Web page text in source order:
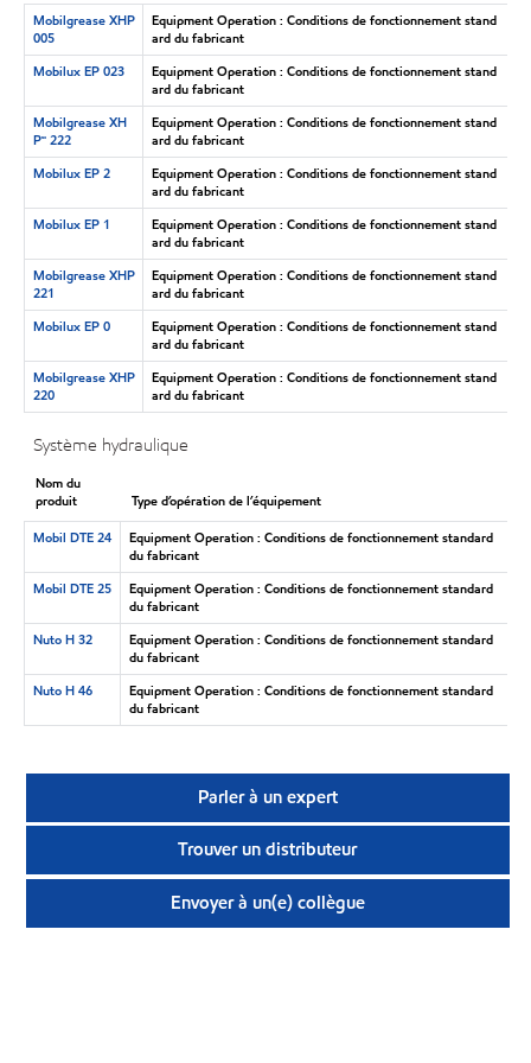
Mobilgrease XHP
005
Equipment Operation : Conditions de fonctionnement stand
ard du fabricant
Mobilux EP 023
Equipment Operation : Conditions de fonctionnement stand
ard du fabricant
Mobilgrease XH
P🅪 222
Equipment Operation : Conditions de fonctionnement stand
ard du fabricant
Mobilux EP 2
Equipment Operation : Conditions de fonctionnement stand
ard du fabricant
Mobilux EP 1
Equipment Operation : Conditions de fonctionnement stand
ard du fabricant
Mobilgrease XHP
221
Equipment Operation : Conditions de fonctionnement stand
ard du fabricant
Mobilux EP 0
Equipment Operation : Conditions de fonctionnement stand
ard du fabricant
Mobilgrease XHP
220
Equipment Operation : Conditions de fonctionnement stand
ard du fabricant
Système hydraulique
Nom du
produit
Type d’opération de l’équipement
Mobil DTE 24
Equipment Operation : Conditions de fonctionnement standard
du fabricant
Mobil DTE 25
Equipment Operation : Conditions de fonctionnement standard
du fabricant
Nuto H 32
Equipment Operation : Conditions de fonctionnement standard
du fabricant
Nuto H 46
Equipment Operation : Conditions de fonctionnement standard
du fabricant
Parler à un expert
Trouver un distributeur
Envoyer à un(e) collègue